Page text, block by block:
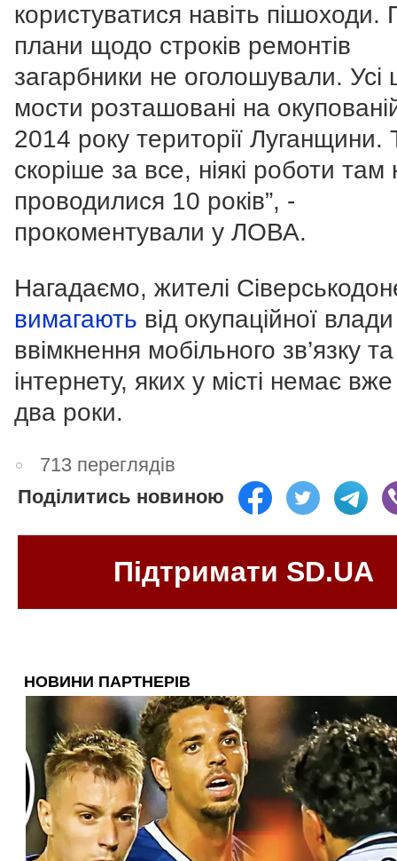
користуватися навіть пішоходи.
плани щодо строків ремонтів
загарбники не оголошували. Усі
мости розташовані на
2014 року території Луганщини.
скоріше за все, ніякі роботи там
проводилися 10 років”, -
прокоментували у ЛОВА.
Нагадаємо, жителі
вимагають від окупаційної влади
ввімкнення мобільного зв’язку та
інтернету, яких у місті немає
два роки.
713 переглядів
Поділитись новиною
Підтримати SD.UA